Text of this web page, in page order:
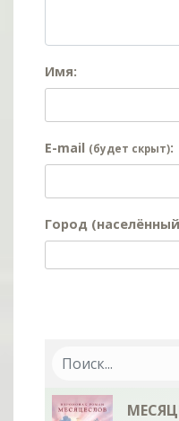
Имя:
E-mail (будет скрыт):
Город